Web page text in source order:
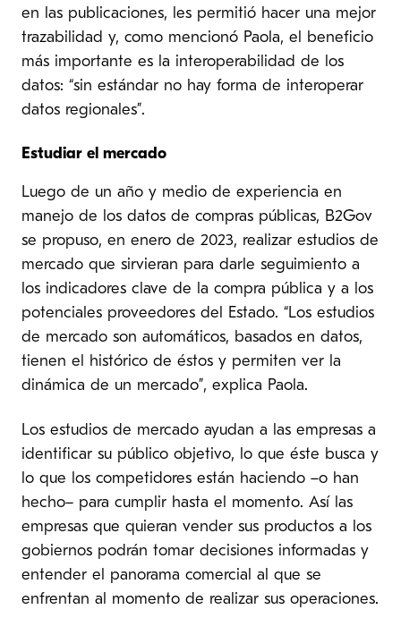
en las publicaciones, les permitió hacer una mejor
trazabilidad y, como mencionó Paola, el beneficio
más importante es la interoperabilidad de los
datos: “sin estándar no hay forma de interoperar
datos regionales”.
Estudiar el mercado
Luego de un año y medio de experiencia en
manejo de los datos de compras públicas, B2Gov
se propuso, en enero de 2023, realizar estudios de
mercado que sirvieran para darle seguimiento a
los indicadores clave de la compra pública y a los
potenciales proveedores del Estado. “Los estudios
de mercado son automáticos, basados en datos,
tienen el histórico de éstos y permiten ver la
dinámica de un mercado”, explica Paola.
Los estudios de mercado ayudan a las empresas a
identificar su público objetivo, lo que éste busca y
lo que los competidores están haciendo –o han
hecho– para cumplir hasta el momento. Así las
empresas que quieran vender sus productos a los
gobiernos podrán tomar decisiones informadas y
entender el panorama comercial al que se
enfrentan al momento de realizar sus operaciones.